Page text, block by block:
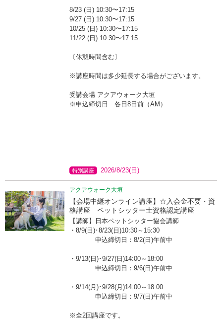
8/23 (日) 10:30〜17:15
9/27 (日) 10:30〜17:15
10/25 (日) 10:30〜17:15
11/22 (日) 10:30〜17:15
〔休憩時間含む〕
※講座時間は多少延長する場合がございます。
受講会場 アクアウォーク大垣
※申込締切日 各日8日前（AM）
特別講座 2026/8/23(日)
アクアウォーク大垣
【会場中継オンライン講座】☆入会金不要・資
格講座 ペットシッター士資格認定講座
【講師】日本ペットシッター協会講師
・8/9(日)･8/23(日)10:30～15:30
申込締切日：8/2(日)午前中
・9/13(日)･9/27(日)14:00～18:00
申込締切日：9/6(日)午前中
・9/14(月)･9/28(月)14:00～18:00
申込締切日：9/7(日)午前中
※全2回講座です。